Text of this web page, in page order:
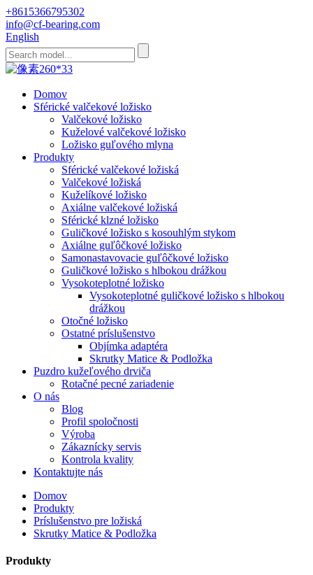
+8615366795302
info@cf-bearing.com
English
Domov
Sférické valčekové ložisko
Valčekové ložisko
Kuželové valčekové ložisko
Ložisko guľového mlyna
Produkty
Sférické valčekové ložiská
Valčekové ložiská
Kuželíkové ložisko
Axiálne valčekové ložiská
Sférické klzné ložisko
Guličkové ložisko s kosouhlým stykom
Axiálne guľôčkové ložisko
Samonastavovacie guľôčkové ložisko
Guličkové ložisko s hlbokou drážkou
Vysokoteplotné ložisko
Vysokoteplotné guličkové ložisko s hlbokou
drážkou
Otočné ložisko
Ostatné príslušenstvo
Objímka adaptéra
Skrutky Matice & Podložka
Puzdro kužeľového drviča
Rotačné pecné zariadenie
O nás
Blog
Profil spoločnosti
Výroba
Zákaznícky servis
Kontrola kvality
Kontaktujte nás
Domov
Produkty
Príslušenstvo pre ložiská
Skrutky Matice & Podložka
Produkty